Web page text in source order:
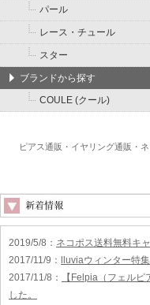
パール
レース・チュール
スター
ブランドから探す
COULE (クール)
ピアス通販・イヤリング通販・
2019/5/8 ： ネコポス送料無料キ
2017/11/9 ：
lluviaウィンター特集
2017/11/8 ：
【Felpia（フェル
した。